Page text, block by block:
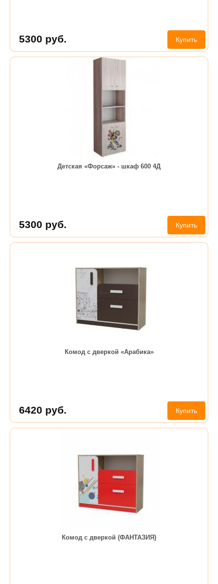
5300 руб. Купить
Детская «Форсаж» - шкаф 600 4Д
5300 руб. Купить
Комод с дверкой «Арабика»
6420 руб. Купить
Комод с дверкой (ФАНТАЗИЯ)